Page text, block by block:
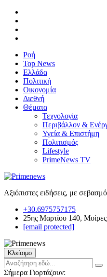
Ροή
Top News
Ελλάδα
Πολιτική
Οικονομία
Διεθνή
Θέματα
Τεχνολογία
Περιβάλλον &
Υγεία & Επιστήμη
Πολιτισμός
Lifestyle
PrimeNews TV
Αξιόπιστες ειδήσεις, με
+30.6975757175
25ης Μαρτίου 140,
[email protected]
Κλείσιμο
Σήμερα Γιορτάζουν: